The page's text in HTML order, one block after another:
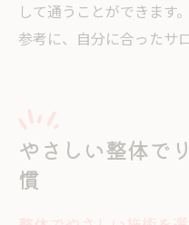
して通うことができます
参考に、自分に合ったサ
やさしい整体で
慣